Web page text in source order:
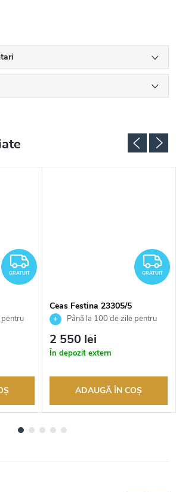
GRATUIT
GRATUIT GRATUIT
Ceas Festina 23305/5
Până la 100 de zile pentru
returnarea bunurilor. Vânzător
autorizat
2 550 lei
În depozit extern
ADAUGĂ ÎN COŞ